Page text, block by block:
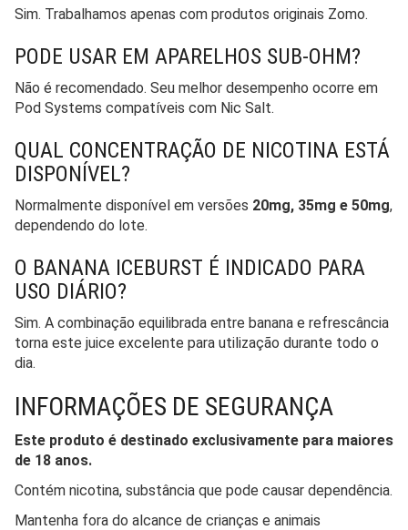
Sim. Trabalhamos apenas com produtos originais Zomo.
PODE USAR EM APARELHOS SUB-OHM?
Não é recomendado. Seu melhor desempenho ocorre em
Pod Systems compatíveis com Nic Salt.
QUAL CONCENTRAÇÃO DE NICOTINA ESTÁ
DISPONÍVEL?
Normalmente disponível em versões 20mg, 35mg e 50mg,
dependendo do lote.
O BANANA ICEBURST É INDICADO PARA
USO DIÁRIO?
Sim. A combinação equilibrada entre banana e refrescância
torna este juice excelente para utilização durante todo o
dia.
INFORMAÇÕES DE SEGURANÇA
Este produto é destinado exclusivamente para maiores
de 18 anos.
Contém nicotina, substância que pode causar dependência.
Mantenha fora do alcance de crianças e animais